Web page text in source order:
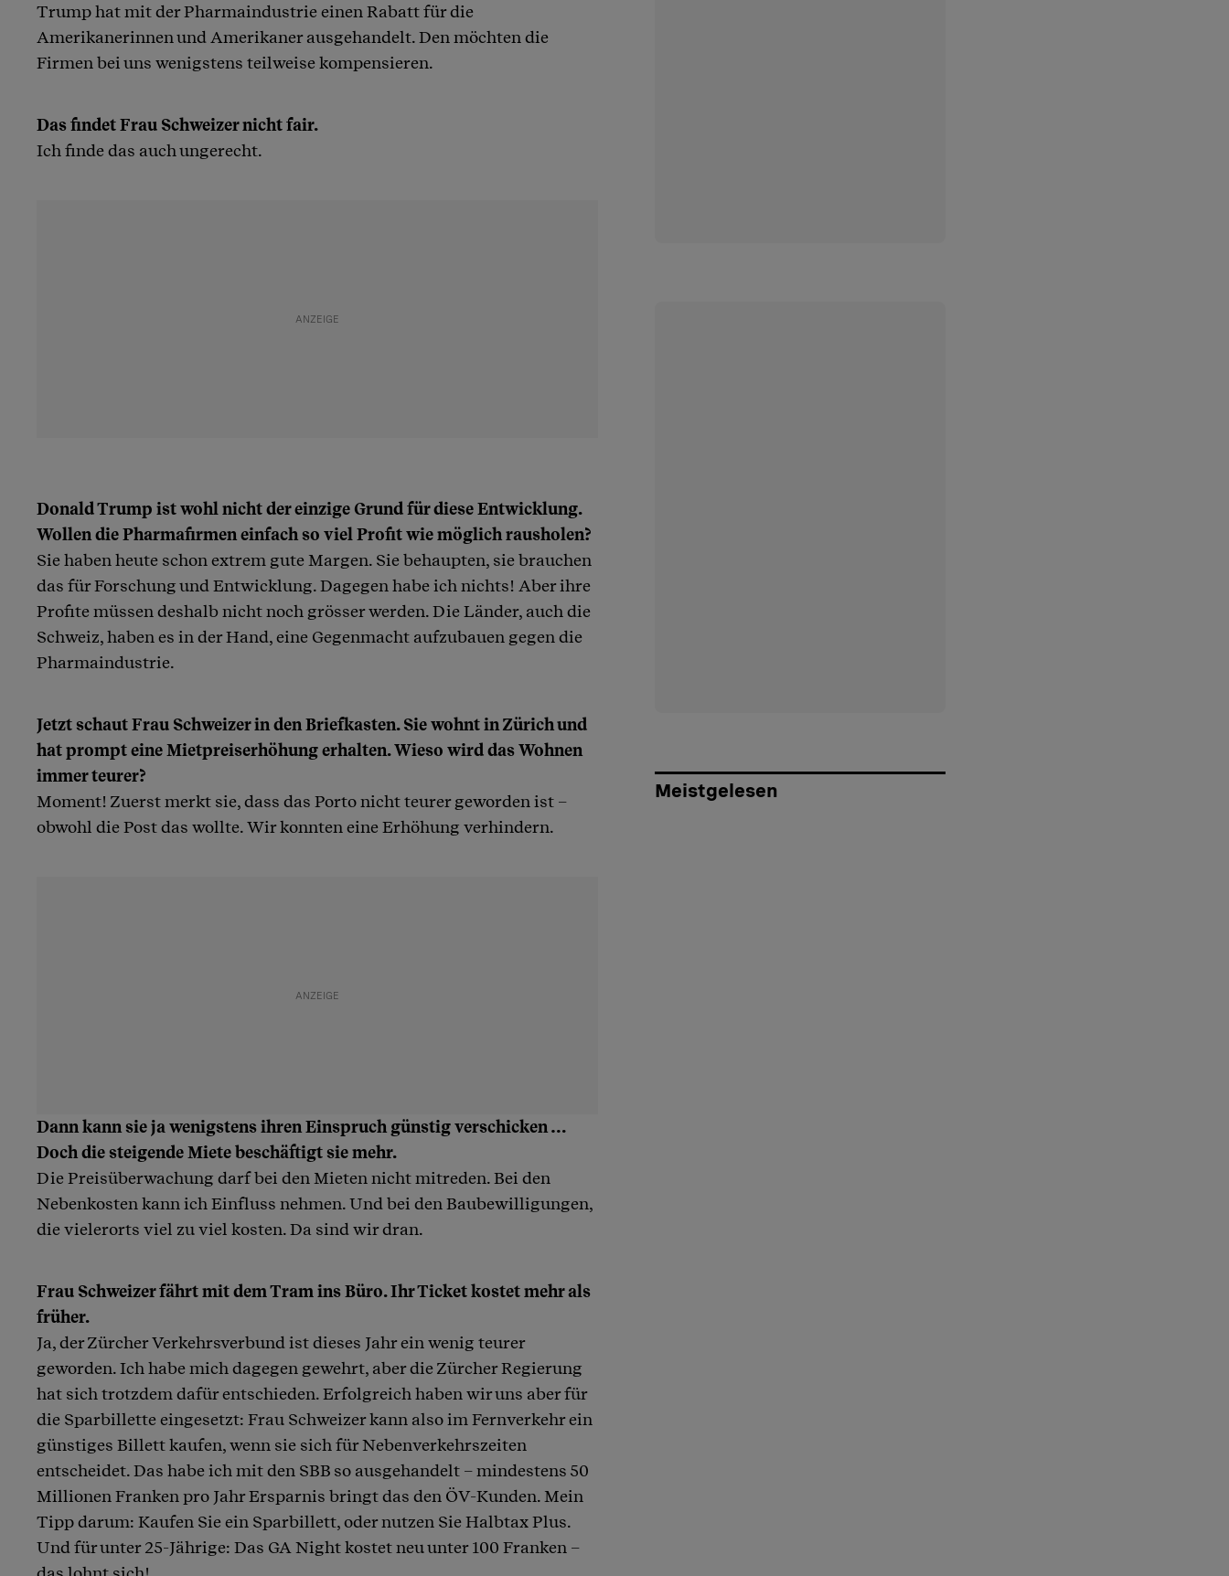
Trump hat mit der Pharmaindustrie einen Rabatt für die
Amerikanerinnen und Amerikaner ausgehandelt. Den möchten die
Firmen bei uns wenigstens teilweise kompensieren.
Das findet Frau Schweizer nicht fair.
Ich finde das auch ungerecht.
Donald Trump ist wohl nicht der einzige Grund für diese Entwicklung.
Wollen die Pharmafirmen einfach so viel Profit wie möglich rausholen?
Sie haben heute schon extrem gute Margen. Sie behaupten, sie brauchen
das für Forschung und Entwicklung. Dagegen habe ich nichts! Aber ihre
Profite müssen deshalb nicht noch grösser werden. Die Länder, auch die
Schweiz, haben es in der Hand, eine Gegenmacht aufzubauen gegen die
Pharmaindustrie.
Jetzt schaut Frau Schweizer in den Briefkasten. Sie wohnt in Zürich und
hat prompt eine Mietpreiserhöhung erhalten. Wieso wird das Wohnen
immer teurer?
Moment! Zuerst merkt sie, dass das Porto nicht teurer geworden ist –
obwohl die Post das wollte. Wir konnten eine Erhöhung verhindern.
Dann kann sie ja wenigstens ihren Einspruch günstig verschicken …
Doch die steigende Miete beschäftigt sie mehr.
Die Preisüberwachung darf bei den Mieten nicht mitreden. Bei den
Nebenkosten kann ich Einfluss nehmen. Und bei den Baubewilligungen,
die vielerorts viel zu viel kosten. Da sind wir dran.
Frau Schweizer fährt mit dem Tram ins Büro. Ihr Ticket kostet mehr als
früher.
Ja, der Zürcher Verkehrsverbund ist dieses Jahr ein wenig teurer
geworden. Ich habe mich dagegen gewehrt, aber die Zürcher Regierung
hat sich trotzdem dafür entschieden. Erfolgreich haben wir uns aber für
die Sparbillette eingesetzt: Frau Schweizer kann also im Fernverkehr ein
günstiges Billett kaufen, wenn sie sich für Nebenverkehrszeiten
entscheidet. Das habe ich mit den SBB so ausgehandelt – mindestens 50
Millionen Franken pro Jahr Ersparnis bringt das den ÖV-Kunden. Mein
Tipp darum: Kaufen Sie ein Sparbillett, oder nutzen Sie Halbtax Plus.
Und für unter 25-Jährige: Das GA Night kostet neu unter 100 Franken –
Meistgelesen